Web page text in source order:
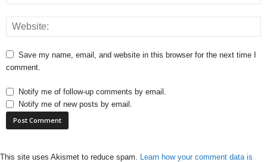
Save my name, email, and website in this browser for the next time I
comment.
Notify me of follow-up comments by email.
Notify me of new posts by email.
This site uses Akismet to reduce spam. Learn how your comment data is